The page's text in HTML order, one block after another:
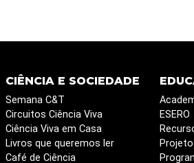
CIÊNCIA E SOCIEDADE
Semana C&T
Circuitos Ciência Viva
Ciência Viva em Casa
Livros que queremos ler
Café de Ciência
ESERO